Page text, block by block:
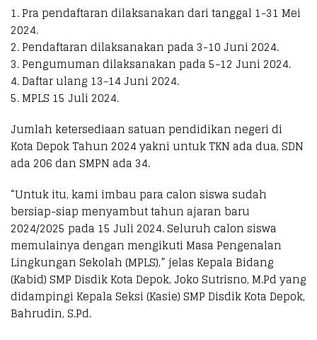
1. Pra pendaftaran dilaksanakan dari tanggal 1-31 Mei
2024.
2. Pendaftaran dilaksanakan pada 3-10 Juni 2024.
3. Pengumuman dilaksanakan pada 5-12 Juni 2024.
4. Daftar ulang 13-14 Juni 2024.
5. MPLS 15 Juli 2024.
Jumlah ketersediaan satuan pendidikan negeri di
Kota Depok Tahun 2024 yakni untuk TKN ada dua, SDN
ada 206 dan SMPN ada 34.
“Untuk itu, kami imbau para calon siswa sudah
bersiap-siap menyambut tahun ajaran baru
2024/2025 pada 15 Juli 2024. Seluruh calon siswa
memulainya dengan mengikuti Masa Pengenalan
Lingkungan Sekolah (MPLS),” jelas Kepala Bidang
(Kabid) SMP Disdik Kota Depok, Joko Sutrisno, M.Pd yang
didampingi Kepala Seksi (Kasie) SMP Disdik Kota Depok,
Bahrudin, S.Pd.